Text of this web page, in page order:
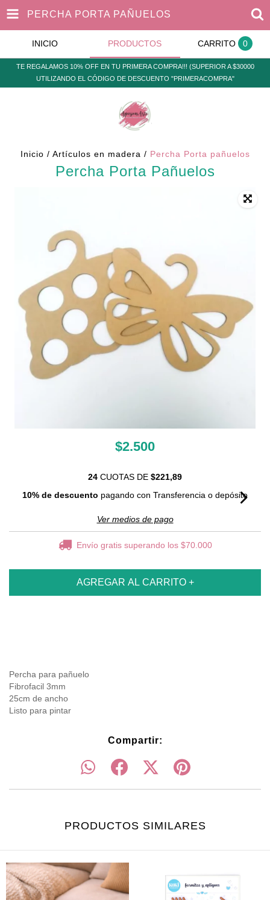
PERCHA PORTA PAÑUELOS
INICIO PRODUCTOS CARRITO 0
TE REGALAMOS 10% OFF EN TU PRIMERA COMPRA!!! (SUPERIOR A $30000
UTILIZANDO EL CÓDIGO DE DESCUENTO "PRIMERACOMPRA"
Inicio / Artículos en madera / Percha Porta pañuelos
Percha Porta Pañuelos
$2.500
24 CUOTAS DE $221,89
10% de descuento pagando con Transferencia o depósito
Ver medios de pago
Envío gratis superando los $70.000
Percha para pañuelo
Fibrofacil 3mm
25cm de ancho
Listo para pintar
Compartir:
PRODUCTOS SIMILARES